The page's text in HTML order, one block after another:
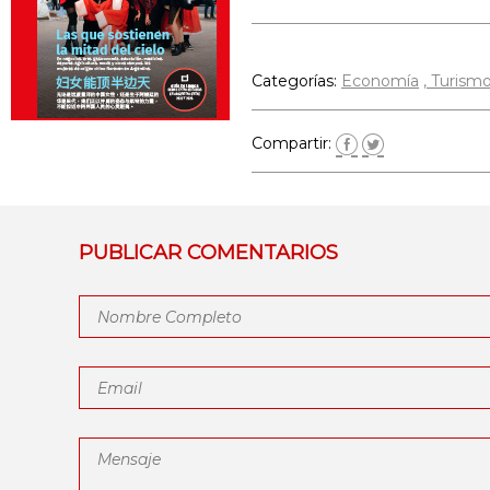
Categorías: Economía
Compartir:
PUBLICAR COMENTARIOS